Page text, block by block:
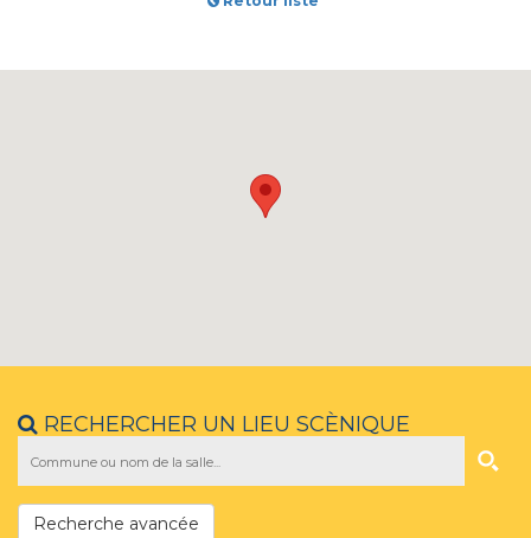
RECHERCHER UN LIEU SCÈNIQUE
Recherche avancée